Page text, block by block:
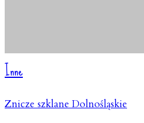
Inne
Znicze szklane Dolnośląskie